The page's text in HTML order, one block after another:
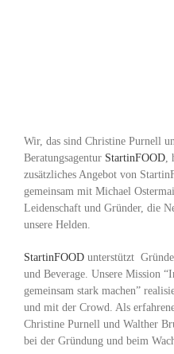
Wir, das sind Christine Purnell
Beratungsagentur StartinFOOD,
zusätzliches Angebot von
gemeinsam mit Michael
Leidenschaft und Gründer, die
unsere Helden.
StartinFOODunterstützt
und Beverage. Unsere Mission
gemeinsam stark machen”
und mit der Crowd. Als
Christine Purnell und Walther
bei der Gründung und beim